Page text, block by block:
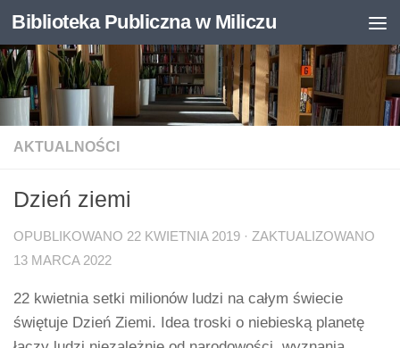
Otwórz pasek narzędzi
Skip to content
Biblioteka Publiczna w Miliczu
AKTUALNOŚCI
Dzień ziemi
OPUBLIKOWANO 22 KWIETNIA 2019 · ZAKTUALIZOWANO
13 MARCA 2022
22 kwietnia setki milionów ludzi na całym świecie
świętuje Dzień Ziemi. Idea troski o niebieską planetę